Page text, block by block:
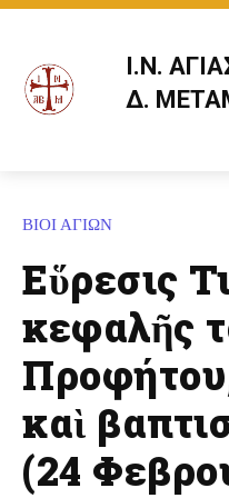
Ι.Ν.
Δ.
ΒΙΟΙ ΑΓΙΩΝ
Εὕρεσις
κεφαλῆς
καὶ
(24